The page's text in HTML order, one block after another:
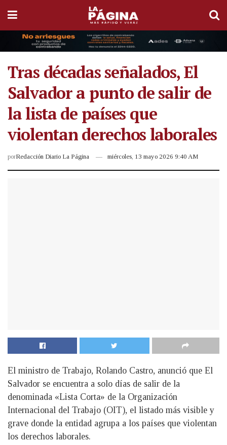
Tras décadas señalados, El
Salvador a punto de salir de
la lista de países que
violentan derechos laborales
porRedacción Diario La Página miércoles, 13 mayo 2026 9:40 AM
El ministro de Trabajo, Rolando Castro, anunció que El
Salvador se encuentra a solo días de salir de la
denominada «Lista Corta» de la Organización
Internacional del Trabajo (OIT), el listado más visible y
grave donde la entidad agrupa a los países que violentan
los derechos laborales.